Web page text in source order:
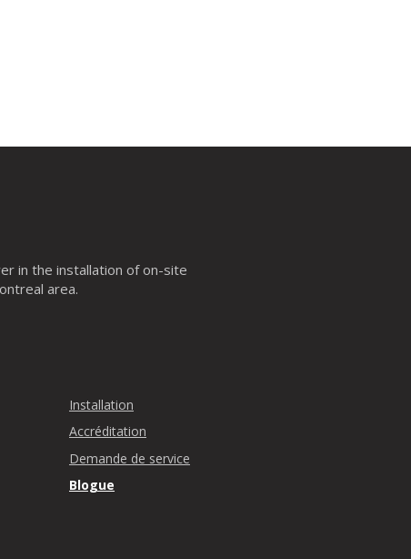
in the installation of on-site
area.
Installation
Accréditation
Demande de service
Blogue